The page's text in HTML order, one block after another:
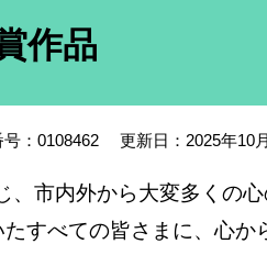
作品
：0108462 更新日：2025年10
、市内外から大変多くの心
すべての皆さまに、心か